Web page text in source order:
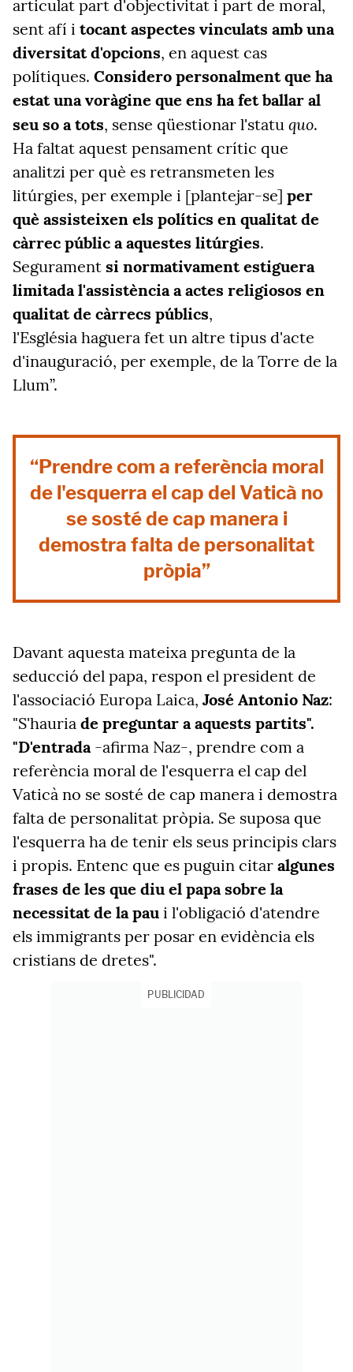
articulat part d'objectivitat i part de moral,
sent afí i tocant aspectes vinculats amb una
diversitat d'opcions, en aquest cas
polítiques. Considero personalment que ha
estat una voràgine que ens ha fet ballar al
seu so a tots, sense qüestionar l'statu quo.
Ha faltat aquest pensament crític que
analitzi per què es retransmeten les
litúrgies, per exemple i [plantejar-se] per
què assisteixen els polítics en qualitat de
càrrec públic a aquestes litúrgies.
Segurament si normativament estiguera
limitada l'assistència a actes religiosos en
qualitat de càrrecs públics,
l'Església haguera fet un altre tipus d'acte
d'inauguració, per exemple, de la Torre de la
Llum”.
“Prendre com a referència moral
de l'esquerra el cap del Vaticà no
se sosté de cap manera i
demostra falta de personalitat
pròpia”
Davant aquesta mateixa pregunta de la
seducció del papa, respon el president de
l'associació Europa Laica, José Antonio Naz:
"S'hauria de preguntar a aquests partits".
"D'entrada-afirma Naz-, prendre com a
referència moral de l'esquerra el cap del
Vaticà no se sosté de cap manera i demostra
falta de personalitat pròpia. Se suposa que
l'esquerra ha de tenir els seus principis clars
i propis. Entenc que es puguin citar algunes
frases de les que diu el papa sobre la
necessitat de la pau i l'obligació d'atendre
els immigrants per posar en evidència els
cristians de dretes".
PUBLICIDAD